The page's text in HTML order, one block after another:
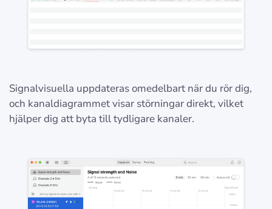
Signalvisuella uppdateras omedelbart när du rör dig,
och kanaldiagrammet visar störningar direkt, vilket
hjälper dig att byta till tydligare kanaler.